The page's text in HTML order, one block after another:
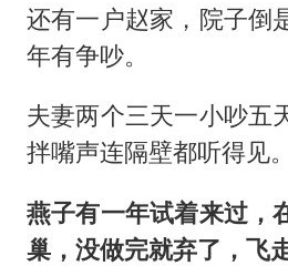
还有一户赵家，院子倒
年有争吵。
夫妻两个三天一小吵五
拌嘴声连隔壁都听得见。
燕子有一年试着来过，
巢，没做完就弃了，飞